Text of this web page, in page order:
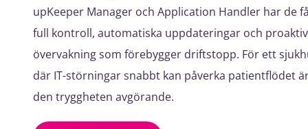
upKeeper Manager och Application Handler har de
full kontroll, automatiska uppdateringar och proaktiv
övervakning som förebygger driftstopp. För ett
där IT-störningar snabbt kan påverka patientflödet
den tryggheten avgörande.